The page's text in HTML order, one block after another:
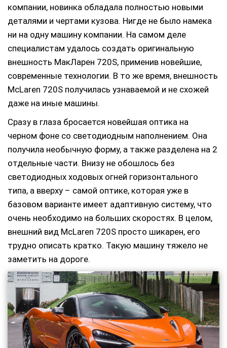
компании, новинка обладала полностью новыми
деталями и чертами кузова. Нигде не было намека
ни на одну машину компании. На самом деле
специалистам удалось создать оригинальную
внешность МакЛарен 720S, применив новейшие,
современные технологии. В то же время, внешность
McLaren 720S получилась узнаваемой и не схожей
даже на иные машины.
Сразу в глаза бросается новейшая оптика на
черном фоне со светодиодным наполнением. Она
получила необычную форму, а также разделена на 2
отдельные части. Внизу не обошлось без
светодиодных ходовых огней горизонтального
типа, а вверху – самой оптике, которая уже в
базовом варианте имеет адаптивную систему, что
очень необходимо на больших скоростях. В целом,
внешний вид McLaren 720S просто шикарен, его
трудно описать кратко. Такую машину тяжело не
заметить на дороге.